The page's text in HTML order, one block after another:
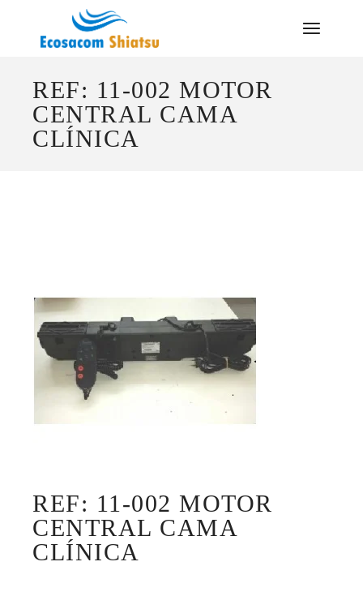
REF: 11-002 MOTOR
CENTRAL CAMA
CLÍNICA
REF: 11-002 MOTOR
CENTRAL CAMA
CLÍNICA